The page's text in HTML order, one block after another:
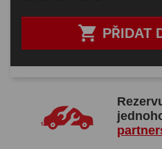
 PŘIDAT